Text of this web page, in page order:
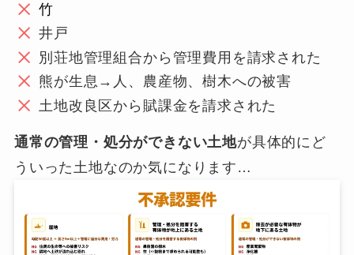
竹
井戸
別荘地管理組合から管理費用を請求された
熊が生息→人、農産物、樹木への被害
土地改良区から賦課金を請求された
通常の管理・処分ができない土地が具体的にど
ういった土地なのか気になります…